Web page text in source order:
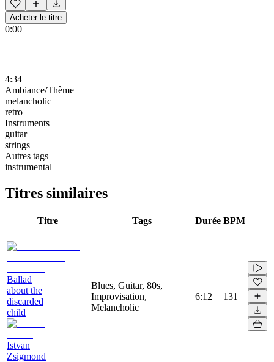
Acheter le titre
0:00
4:34
Ambiance/Thème
melancholic
retro
Instruments
guitar
strings
Autres tags
instrumental
Titres similaires
Titre Tags Durée BPM
Ballad
about the
discarded
child
Istvan
Zsigmond
Blues, Guitar, 80s,
Improvisation,
Melancholic
6:12 131